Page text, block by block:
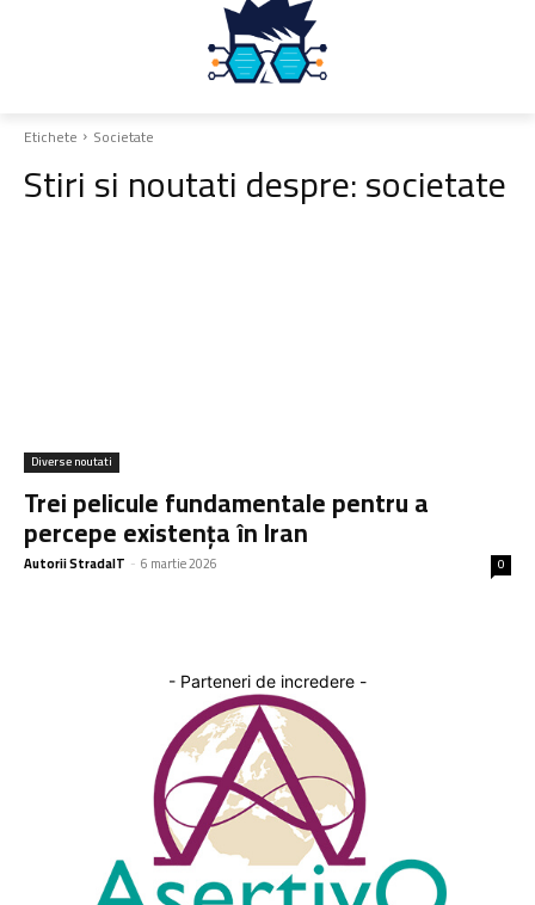
Etichete Societate
Stiri si noutati despre:societate
Diverse noutati
Trei pelicule fundamentale pentru a
percepe existența în Iran
Autorii StradaIT - 6 martie 2026 0
- Parteneri de incredere -